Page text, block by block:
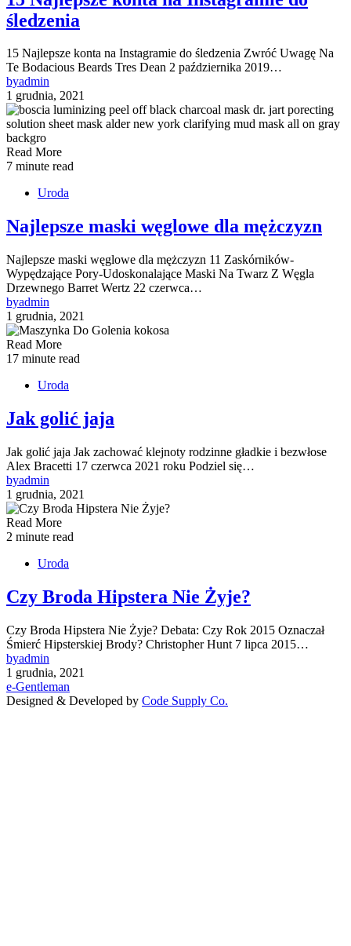
śledzenia
15 Najlepsze konta na Instagramie do śledzenia Zwróć Uwagę Na
Te Bodacious Beards Tres Dean 2 października 2019…
byadmin
1 grudnia, 2021
Read More
7 minute read
Uroda
Najlepsze maski węglowe dla mężczyzn
Najlepsze maski węglowe dla mężczyzn 11 Zaskórników-
Wypędzające Pory-Udoskonalające Maski Na Twarz Z Węgla
Drzewnego Barret Wertz 22 czerwca…
byadmin
1 grudnia, 2021
Read More
17 minute read
Uroda
Jak golić jaja
Jak golić jaja Jak zachować klejnoty rodzinne gładkie i bezwłose
Alex Bracetti 17 czerwca 2021 roku Podziel się…
byadmin
1 grudnia, 2021
Read More
2 minute read
Uroda
Czy Broda Hipstera Nie Żyje?
Czy Broda Hipstera Nie Żyje? Debata: Czy Rok 2015 Oznaczał
Śmierć Hipsterskiej Brody? Christopher Hunt 7 lipca 2015…
byadmin
1 grudnia, 2021
e-Gentleman
Designed & Developed by Code Supply Co.